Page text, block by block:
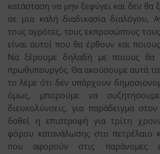
κατάσταση να μην ξεφύγει και δεν θα
σε μια καλή διαδικασία διαλόγου,
τους αγρότες, τους εκπροσώπους
είναι αυτοί που θα έρθουν και
Να ξέρουμε δηλαδή με ποιους θα
πρωθυπουργός. Θα ακούσουμε αυτά τα
το λέμε ότι δεν υπάρχουν
όμως, μπορούμε να
διευκολύνσεις, για παράδειγμα
δοθεί η επιστροφή για τρίτη
φόρου κατανάλωσης στο πετρέλαιο
που αφορούν στις παράνομες